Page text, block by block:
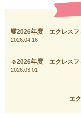
🐼2026年度 エクレスフ
2026.04.16
☺2026年度 エクレスフ
2026.03.01
エ